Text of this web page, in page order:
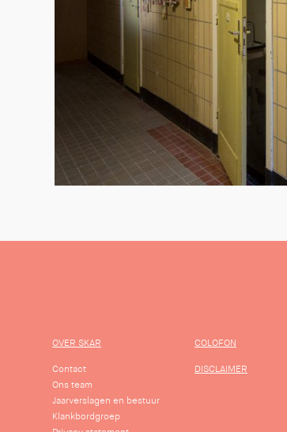
OVER SKAR
Contact
Ons team
Jaarverslagen en bestuur
Klankbordgroep
COLOFON
DISCLAIMER